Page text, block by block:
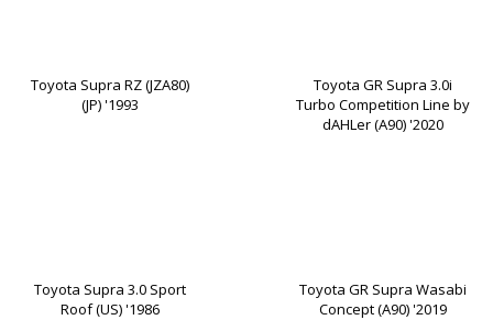
Toyota Supra RZ (JZA80)
(JP) '1993
Toyota GR Supra 3.0i
Turbo Competition Line by
dAHLer (A90) '2020
Toyota Supra 3.0 Sport
Roof (US) '1986
Toyota GR Supra Wasabi
Concept (A90) '2019